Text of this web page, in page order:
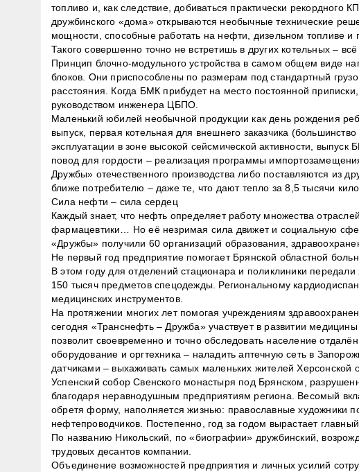
топливо и, как следствие, добиваться практически
дружбинского «дома» открываются необычные технические
мощности, способные работать на нефти, дизельном топливе и
Такого совершенно точно не встретишь в других котельных –
Принцип блочно-модульного устройства в самом общем виде
блоков. Они приспособлены по размерам под стандартный
расстояния. Когда БМК прибудет на место постоянной
руководством инженера ЦБПО.
Маленький юбилей необычной продукции как день рождения
выпуск, первая котельная для внешнего заказчика
эксплуатации в зоне высокой сейсмической активности,
повод для гордости – реализация программы
Дружбы» отечественного производства либо поставляются из
ближе потребителю – даже те, что дают тепло за 8,5 тысячи
Сила нефти – сила сердец
Каждый знает, что нефть определяет работу множества
фармацевтики… Но её незримая сила движет и социальную
«Дружбы» получили 60 организаций образования,
Не первый год предприятие помогает Брянской областной
В этом году для отделений стационара и поликлиники
150 тысяч предметов спецодежды. Региональному
медицинских инструментов.
На протяжении многих лет помогая учреждениям
сегодня «Транснефть – Дружба» участвует в развитии
позволит своевременно и точно обследовать население
оборудование и оргтехника – наладить аптечную сеть в
датчиками – выхаживать самых маленьких жителей Херсонской
Успенский собор Свенского монастыря под Брянском,
благодаря неравнодушным предприятиям региона. Весомый
обретя форму, наполняется жизнью: православные художники
нефтепроводчиков. Постепенно, год за годом вырастает
По названию Никольский, по «биографии» дружбинский,
трудовых десантов компании.
Объединение возможностей предприятия и личных усилий